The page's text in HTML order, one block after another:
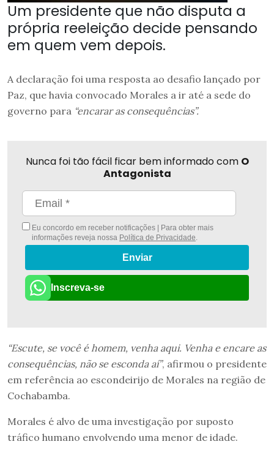
Um presidente que não disputa a
própria reeleição decide pensando
em quem vem depois.
A declaração foi uma resposta ao desafio lançado por
Paz, que havia convocado Morales a ir até a sede do
governo para “encarar as consequências”.
Nunca foi tão fácil ficar bem informado com O
Antagonista
Eu concordo em receber notificações | Para obter mais
informações reveja nossa Política de Privacidade.
Enviar
Inscreva-se
“Escute, se você é homem, venha aqui. Venha e encare as
consequências, não se esconda aí”, afirmou o presidente
em referência ao escondeirijo de Morales na região de
Cochabamba.
Morales é alvo de uma investigação por suposto
tráfico humano envolvendo uma menor de idade.